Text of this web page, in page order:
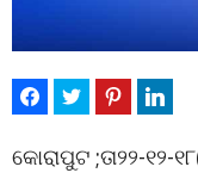
କୋରାପୁଟ ;ତା୨୨-